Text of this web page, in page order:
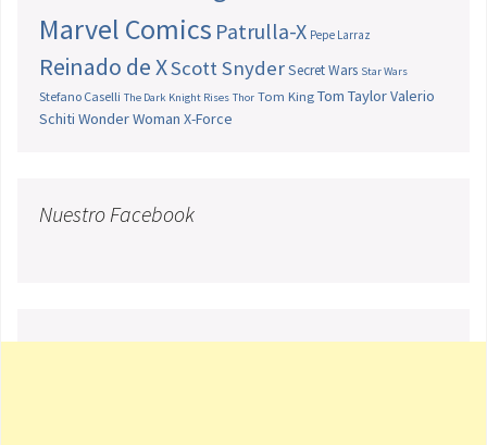
Marvel Comics Patrulla-X Pepe Larraz
Reinado de XScott SnyderSecret Wars Star Wars
Stefano Caselli The Dark Knight Rises Thor Tom King Tom TaylorValerio
Schiti Wonder Woman X-Force
Nuestro Facebook